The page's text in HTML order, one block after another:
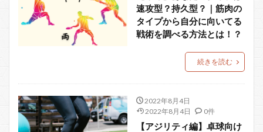
速攻型？持久型？｜筋肉の
タイプから自分に向いてる
戦術を調べる方法とは！？
続きを読む
2022年8月4日
2022年8月4日
0件
【アジリティ編】卓球向け